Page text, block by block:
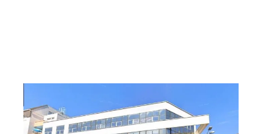
108 m2
Ref : 66529